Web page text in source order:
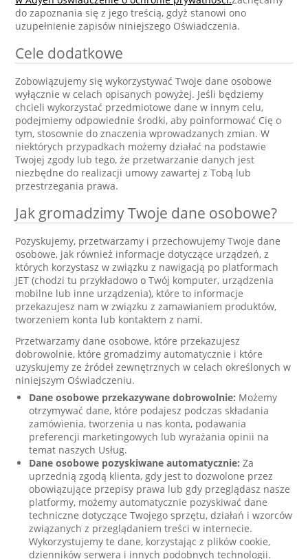
do zapoznania się z jego treścią, gdyż stanowi ono
uzupełnienie zapisów niniejszego Oświadczenia.
Cele dodatkowe
Zobowiązujemy się wykorzystywać Twoje dane osobowe
wyłącznie w celach opisanych powyżej. Jeśli będziemy
chcieli wykorzystać przedmiotowe dane w innym celu,
podejmiemy odpowiednie środki, aby poinformować Cię o
tym, stosownie do znaczenia wprowadzanych zmian. W
niektórych przypadkach możemy działać na podstawie
Twojej zgody lub tego, że przetwarzanie danych jest
niezbędne do realizacji umowy zawartej z Tobą lub
przestrzegania prawa.
Jak gromadzimy Twoje dane osobowe?
Pozyskujemy, przetwarzamy i przechowujemy Twoje dane
osobowe, jak również informacje dotyczące urządzeń, z
których korzystasz w związku z nawigacją po platformach
JET (chodzi tu przykładowo o Twój komputer, urządzenia
mobilne lub inne urządzenia), które to informacje
przekazujesz nam w związku z zamawianiem produktów,
tworzeniem konta lub kontaktem z nami.
Przetwarzamy dane osobowe, które przekazujesz
dobrowolnie, które gromadzimy automatycznie i które
uzyskujemy ze źródeł zewnętrznych w celach określonych w
niniejszym Oświadczeniu.
Dane osobowe przekazywane dobrowolnie: Możemy
otrzymywać dane, które podajesz podczas składania
zamówienia, tworzenia u nas konta, podawania
preferencji marketingowych lub wyrażania opinii na
temat naszych Usług.
Dane osobowe pozyskiwane automatycznie:Za
uprzednią zgodą klienta, gdy jest to dozwolone przez
obowiązujące przepisy prawa lub gdy przeglądasz nasze
platformy, możemy automatycznie pozyskiwać dane
techniczne dotyczące Twojego sprzętu, działań i wzorców
związanych z przeglądaniem treści w internecie.
Wykorzystujemy te dane, korzystając z plików cookie,
dzienników serwera i innych podobnych technologii.